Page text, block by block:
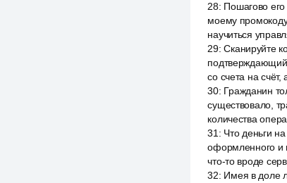
28: Пошагово его
моему промокоду
научиться
29:Сканируйте
подтверждающий
со счета на счёт,
30: Гражданин
существовало,
количества
31 : Что деньги
оформленного и
что-то вроде
32: Имея в доле